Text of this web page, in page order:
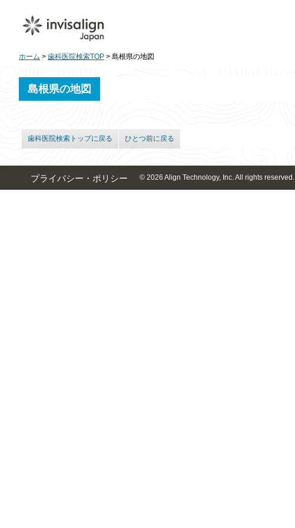
ホーム > 歯科医院検索TOP > 島根県の地図
島根県の地図
歯科医院検索トップに戻る ひとつ前に戻る
プライバシー・ポリシー © 2026 Align Technology, Inc. All rights reserved.